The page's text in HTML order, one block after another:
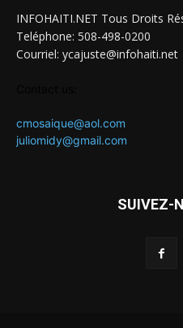
INFOHAITI.NET Tous Droits
Teléphone: 508-498-0200
Courriel: ycajuste@infohaiti.net
cmosaique@aol.com
juliomidy@gmail.com
SUIVEZ-